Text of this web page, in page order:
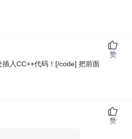
插入CC++代码！[/code] 把前面
赞
赞